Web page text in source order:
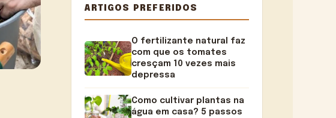
ARTIGOS PREFERIDOS
O fertilizante natural faz
com que os tomates
cresçam 10 vezes mais
depressa
Como cultivar plantas na
água em casa? 5 passos